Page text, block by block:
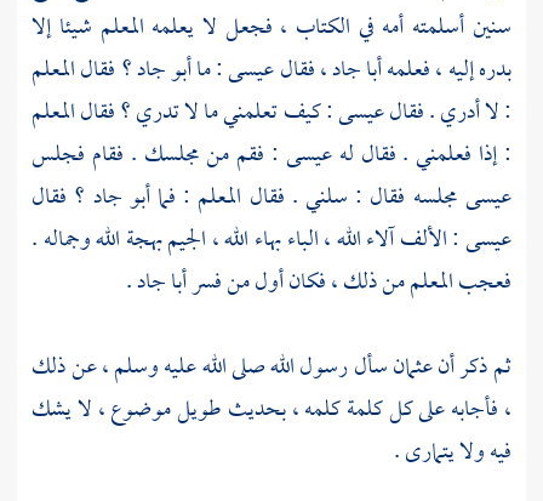
سنين أسلمته أمه في الكتاب ، فجعل لا يعلمه المعلم شيئا إلا
بدره إليه ، فعلمه أبا جاد ، فقالعيسى: ما أبو جاد ؟ فقال المعلم
: لا أدري . فقالعيسى: كيف تعلمني ما لا تدري ؟ فقال المعلم
: إذا فعلمني . فقال لهعيسى : فقم من مجلسك . فقام فجلس
عيسىمجلسه فقال : سلني . فقال المعلم : فما أبو جاد ؟ فقال
عيسى: الألف آلاء الله ، الباء بهاء الله ، الجيم بهجة الله وجماله .
فعجب المعلم من ذلك ، فكان أول من فسر أبا جاد .
ثم ذكر أنعثمانسأل رسول الله صلى الله عليه وسلم ، عن ذلك
، فأجابه على كل كلمة كلمه ، بحديث طويل موضوع ، لا يشك
فيه ولا يتمارى .